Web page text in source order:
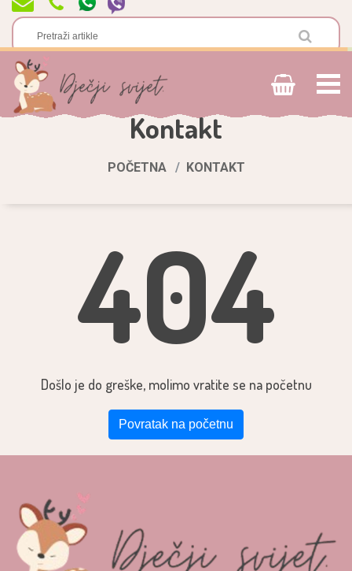
Kontakt
POČETNA KONTAKT
404
Došlo je do greške, molimo vratite se na početnu
Povratak na početnu